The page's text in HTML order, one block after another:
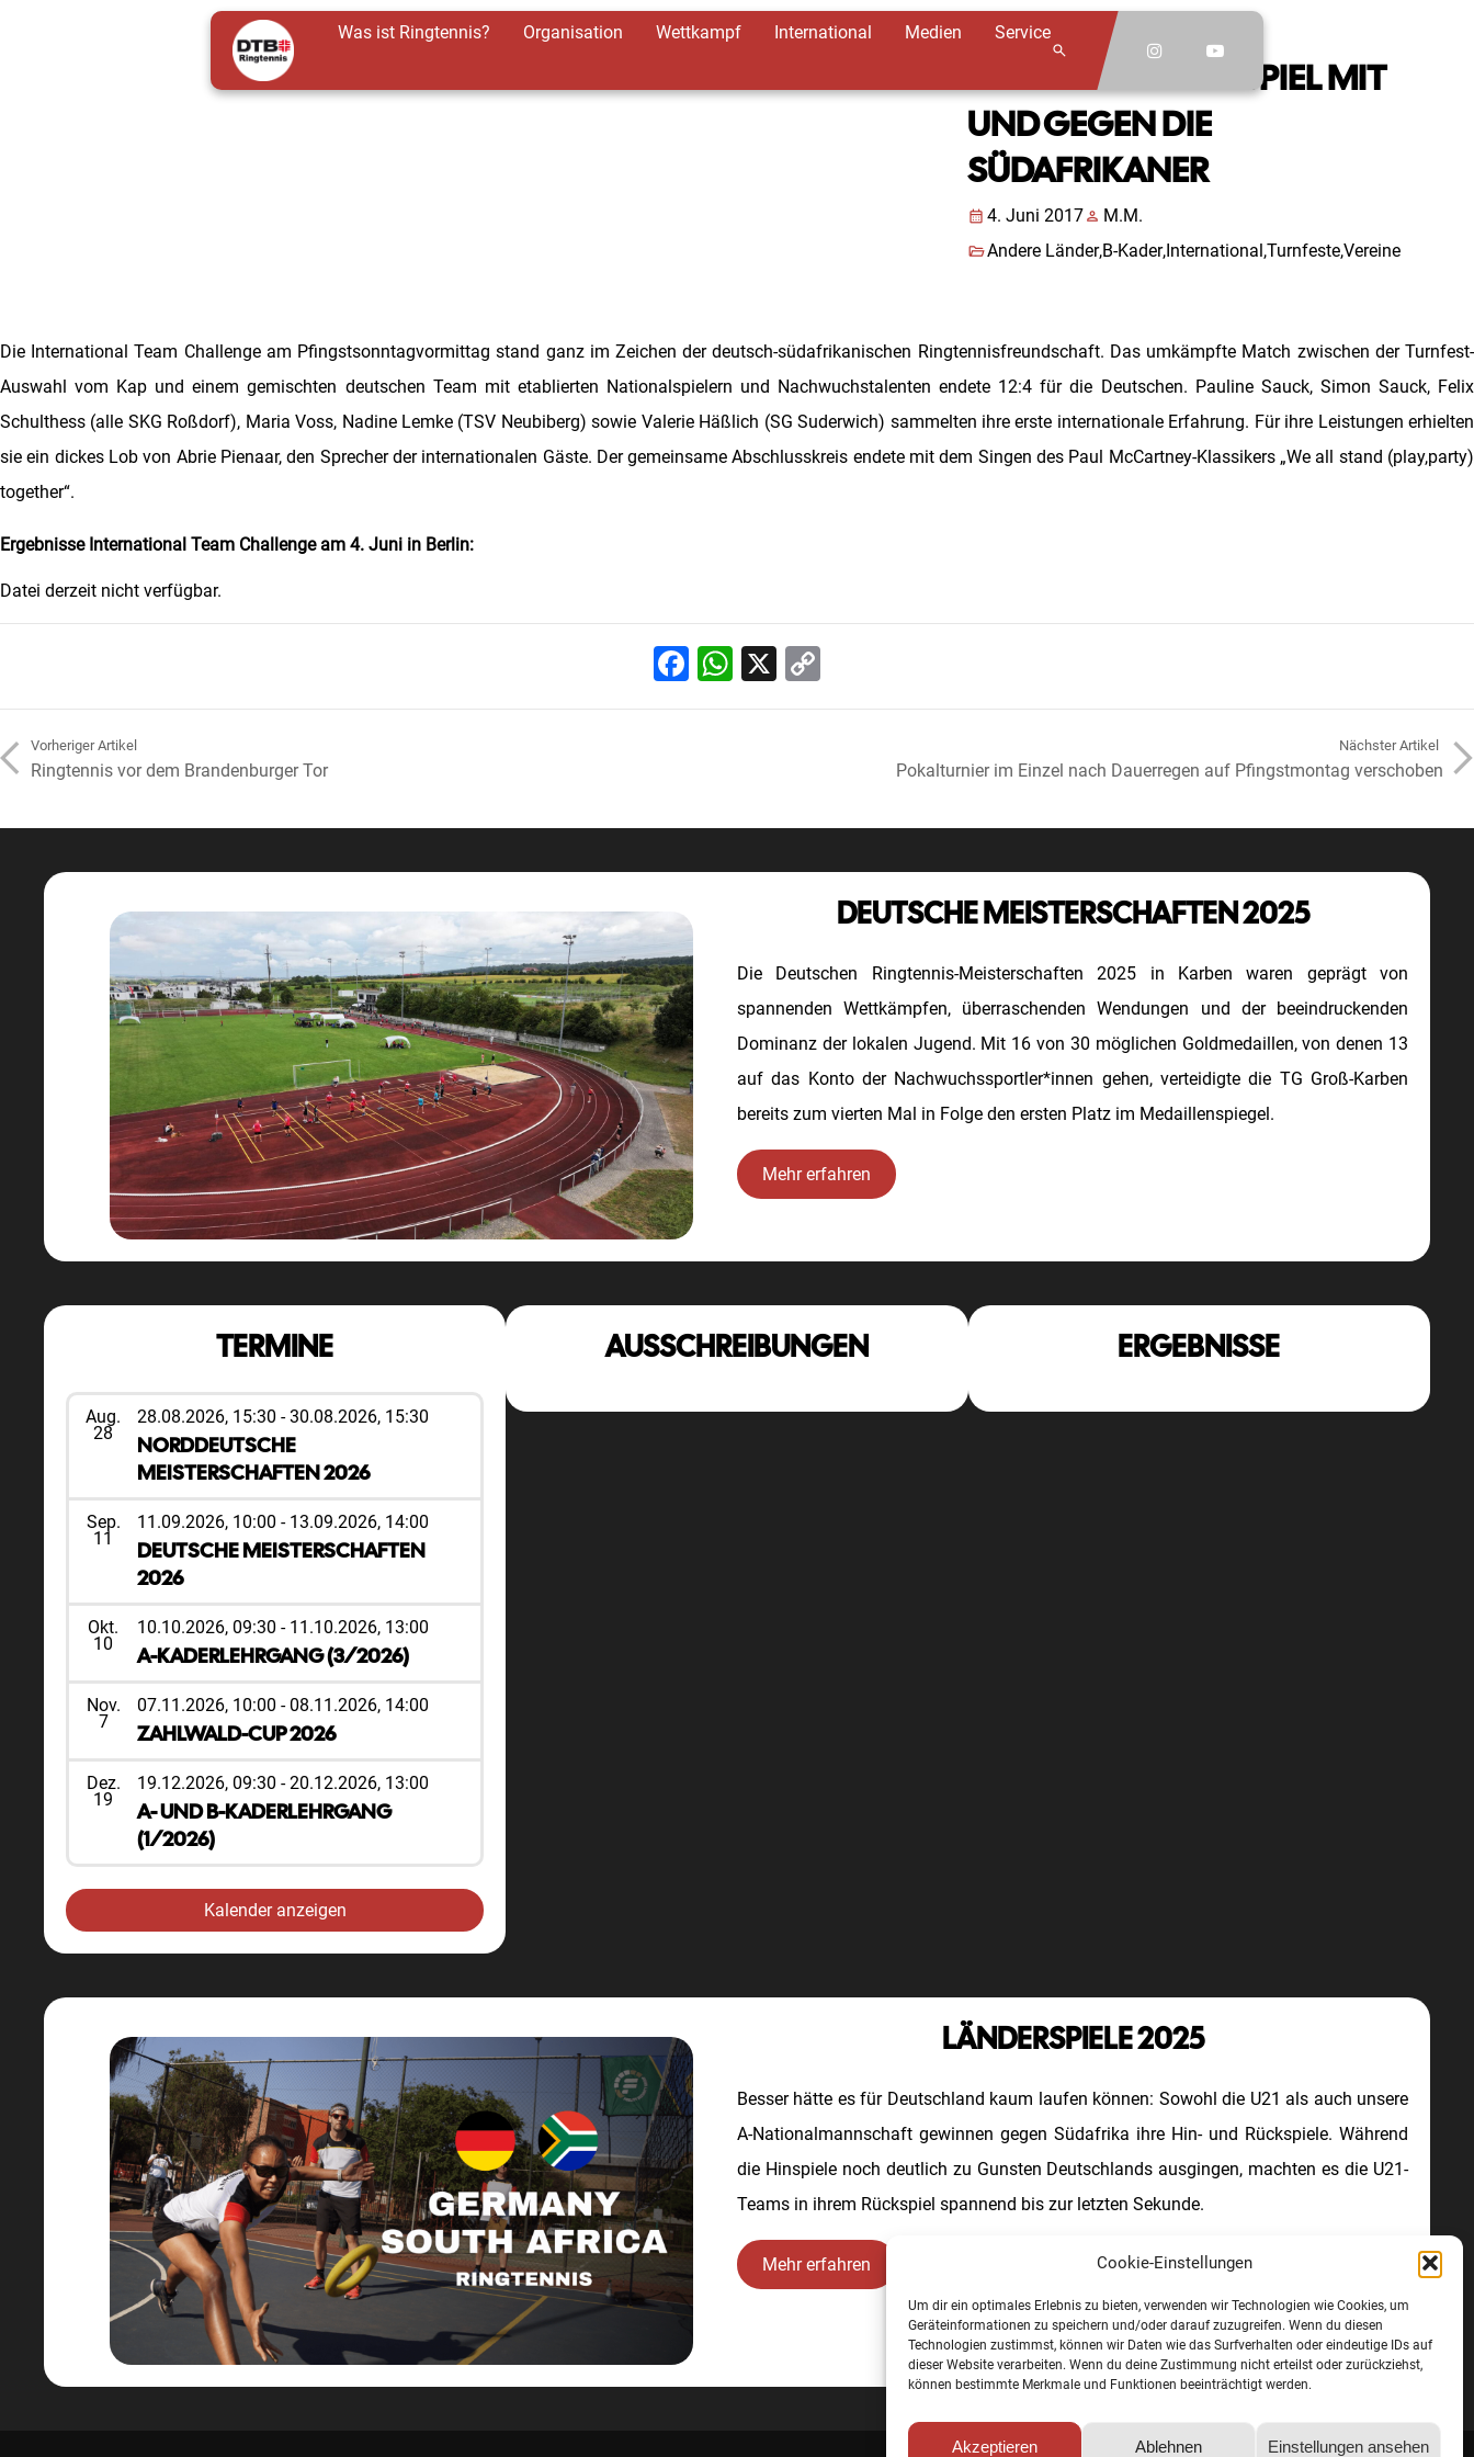
Cookie-Einstellungen
Um dir ein optimales Erlebnis zu bieten, verwenden wir Technologien wie Cookies, um
Geräteinformationen zu speichern und/oder darauf zuzugreifen. Wenn du diesen
Technologien zustimmst, können wir Daten wie das Surfverhalten oder eindeutige IDs auf
dieser Website verarbeiten. Wenn du deine Zustimmung nicht erteilst oder zurückziehst,
können bestimmte Merkmale und Funktionen beeinträchtigt werden.
Akzeptieren Ablehnen Einstellungen ansehen
Was ist Ringtennis? Organisation Wettkampf International Medien Service
search
FREUNDSCHAFTSSPIEL MIT
UND GEGEN DIE
SÜDAFRIKANER
calendar_month 4. Juni 2017person M.M.
folder_openAndere Länder,B-Kader,International,Turnfeste,Vereine
Die International Team Challenge am Pfingstsonntagvormittag stand ganz im Zeichen der deutsch-südafrikanischen Ringtennisfreundschaft. Das umkämpfte Match zwischen der Turnfest-
Auswahl vom Kap und einem gemischten deutschen Team mit etablierten Nationalspielern und Nachwuchstalenten endete 12:4 für die Deutschen. Pauline Sauck, Simon Sauck, Felix
Schulthess (alle SKG Roßdorf), Maria Voss, Nadine Lemke (TSV Neubiberg) sowie Valerie Häßlich (SG Suderwich) sammelten ihre erste internationale Erfahrung. Für ihre Leistungen erhielten
sie ein dickes Lob von Abrie Pienaar, den Sprecher der internationalen Gäste. Der gemeinsame Abschlusskreis endete mit dem Singen des Paul McCartney-Klassikers „We all stand (play,party)
together“.
Ergebnisse International Team Challenge am 4. Juni in Berlin:
Datei derzeit nicht verfügbar.
Facebook
WhatsApp
X
Link
arrow_back_iosVorheriger Artikel
Ringtennis vor dem Brandenburger Tor
Nächster Artikel
Pokalturnier im Einzel nach Dauerregen auf Pfingstmontag verschoben
DEUTSCHE MEISTERSCHAFTEN 2025
Die Deutschen Ringtennis-Meisterschaften 2025 in Karben waren geprägt von
spannenden Wettkämpfen, überraschenden Wendungen und der beeindruckenden
Dominanz der lokalen Jugend. Mit 16 von 30 möglichen Goldmedaillen, von denen 13
auf das Konto der Nachwuchssportler*innen gehen, verteidigte die TG Groß-Karben
bereits zum vierten Mal in Folge den ersten Platz im Medaillenspiegel.
Mehr erfahren
TERMINE
Aug.
28
28.08.2026, 15:30 -30.08.2026, 15:30
NORDDEUTSCHE
MEISTERSCHAFTEN 2026
Sep.
11
11.09.2026, 10:00 - 13.09.2026, 14:00
DEUTSCHE MEISTERSCHAFTEN
2026
Okt.
10
10.10.2026, 09:30 - 11.10.2026, 13:00
A-KADERLEHRGANG (3/2026)
Nov.
7
07.11.2026, 10:00 -08.11.2026, 14:00
ZAHLWALD-CUP 2026
Dez.
19
19.12.2026, 09:30 -20.12.2026, 13:00
A- UND B-KADERLEHRGANG
(1/2026)
Kalender anzeigen
AUSSCHREIBUNGEN ERGEBNISSE
LÄNDERSPIELE 2025
Besser hätte es für Deutschland kaum laufen können: Sowohl die U21 als auch unsere
A-Nationalmannschaft gewinnen gegen Südafrika ihre Hin- und Rückspiele. Während
die Hinspiele noch deutlich zu Gunsten Deutschlands ausgingen, machten es die U21-
Teams in ihrem Rückspiel spannend bis zur letzten Sekunde.
Mehr erfahren